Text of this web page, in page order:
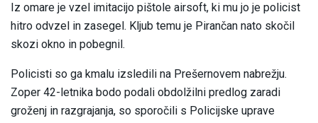
Iz omare je vzel imitacijo pištole airsoft, ki mu jo je policist
hitro odvzel in zasegel. Kljub temu je Pirančan nato skočil
skozi okno in pobegnil.
Policisti so ga kmalu izsledili na Prešernovem nabrežju.
Zoper 42-letnika bodo podali obdolžilni predlog zaradi
groženj in razgrajanja, so sporočili s Policijske uprave